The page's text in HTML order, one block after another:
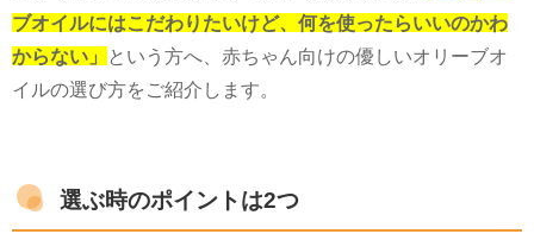
ブオイルにはこだわりたいけど、何を使ったらいいのかわ
からない」
という方へ、赤ちゃん向けの優しいオリーブオ
イルの選び方をご紹介します。
選ぶ時のポイントは2つ